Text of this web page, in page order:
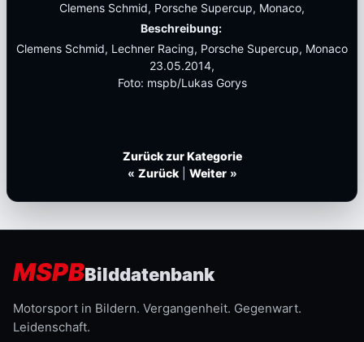
Clemens Schmid, Porsche Supercup, Monaco,
Beschreibung:
Clemens Schmid, Lechner Racing, Porsche Supercup, Monaco
23.05.2014,
Foto: mspb/Lukas Gorys
Zurück zur Kategorie
« Zurück| Weiter »
MSPBBilddatenbank
Motorsport in Bildern. Vergangenheit. Gegenwart.
Leidenschaft.